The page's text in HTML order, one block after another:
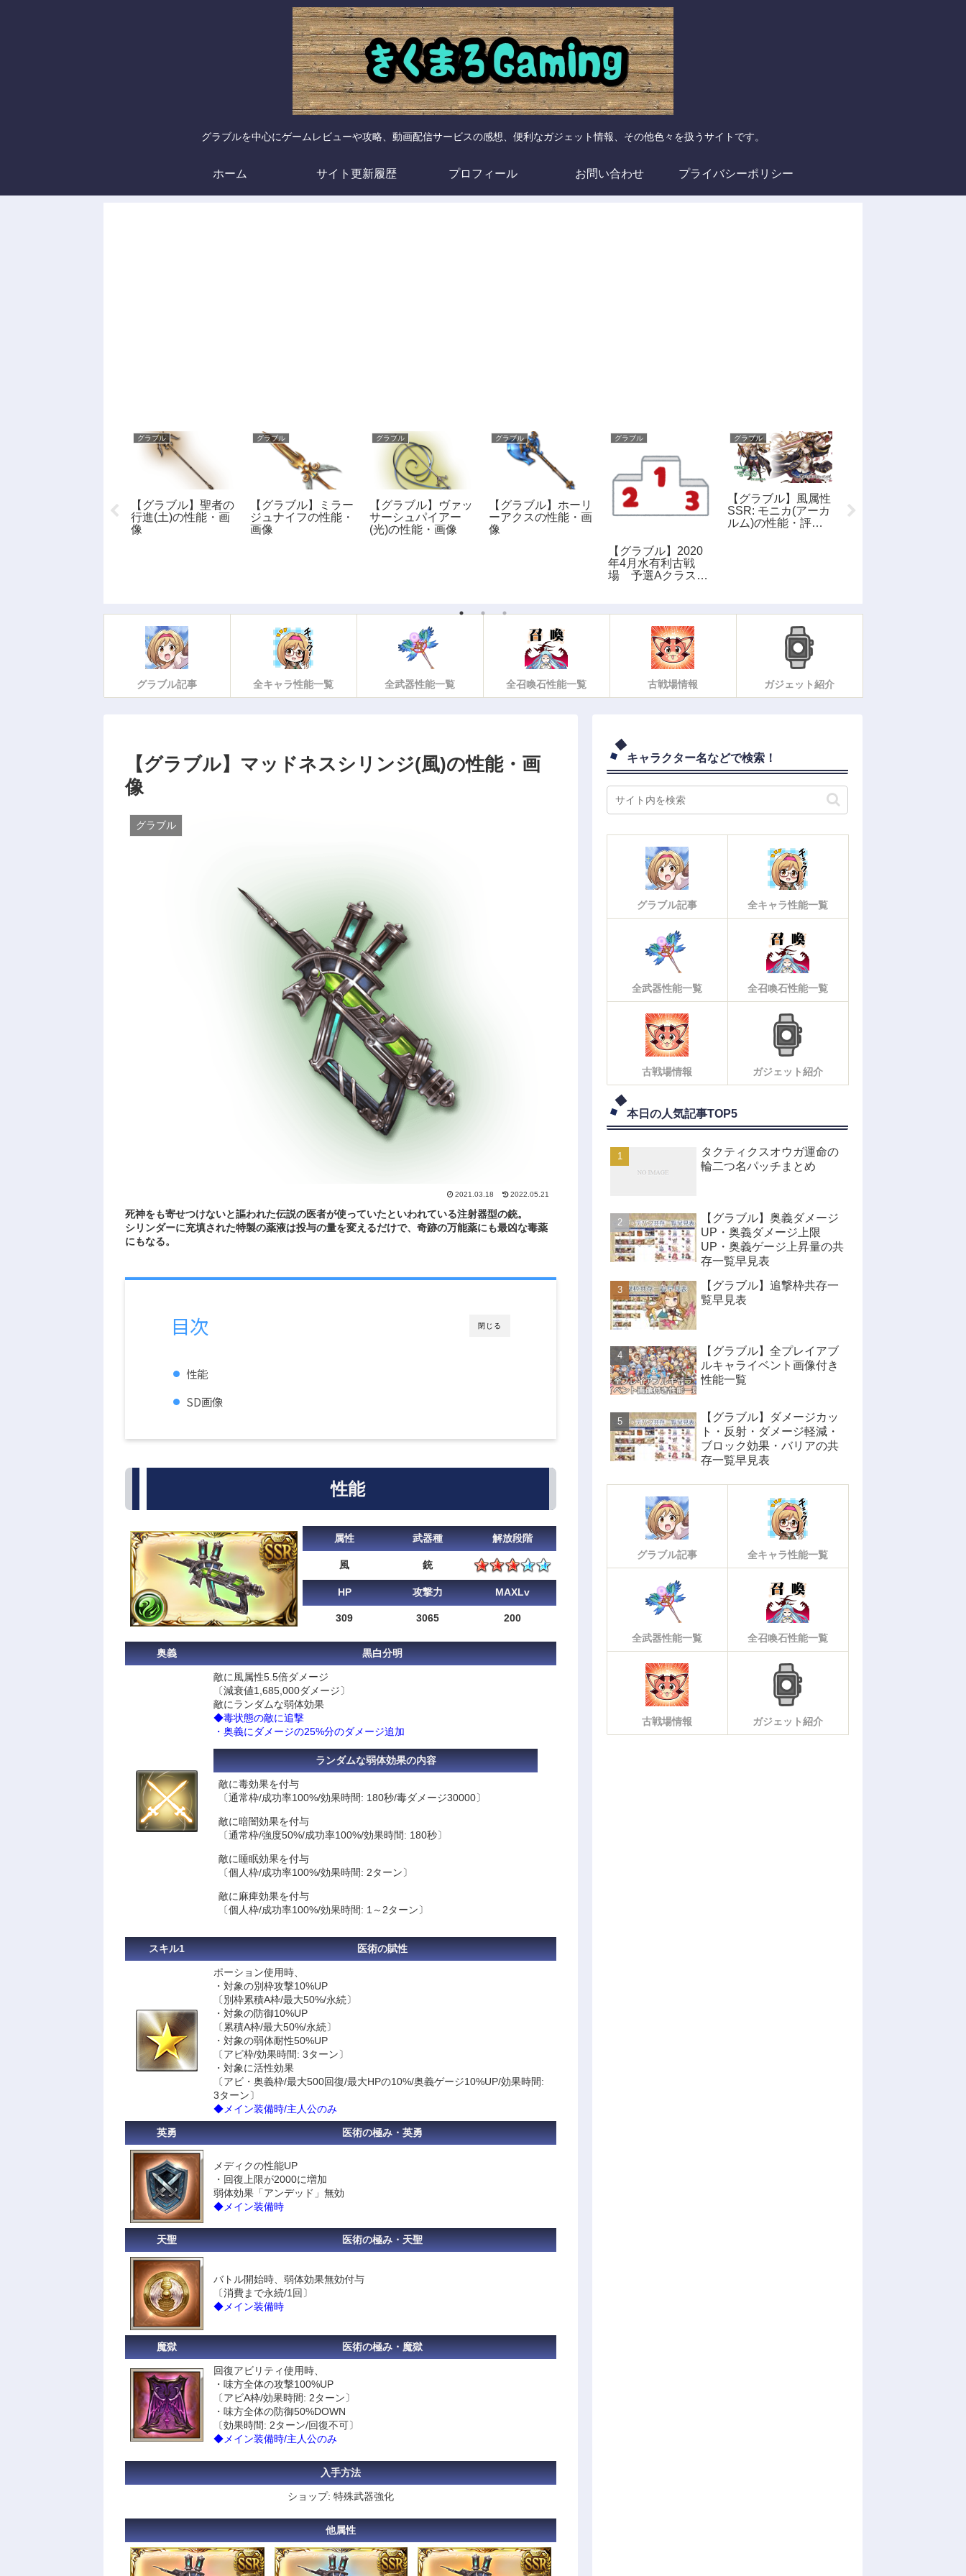
グラブルを中心にゲームレビューや攻略、動画配信サービスの感想、便利なガジェット情報、その他色々を扱うサイトです。
ホーム サイト更新履歴 プロフィール お問い合わせ プライバシーポリシー
【グラブル】バレン
タインキャラのイベ
グラブル
【グラブル】聖者の
行進(土)の性能・画
像
グラブル
【グラブル】ミラー
ジュナイフの性能・
画像
グラブル
【グラブル】ヴァッ
サーシュパイアー
(光)の性能・画像
グラブル
【グラブル】ホーリ
ーアクスの性能・画
像
グラブル
【グラブル】2020
年4月水有利古戦
場 予選Aクラス団
グラブル
【グラブル】風属性
SSR: モニカ(アーカ
ルム)の性能・評
【グラブル】アシュ
ケロン・クヴァール
グラブル記事 全キャラ性能一覧 全武器性能一覧 全召喚石性能一覧 古戦場情報 ガジェット紹介
【グラブル】マッドネスシリンジ(風)の性能・画
像
グラブル
2021.03.18 2022.05.21
死神をも寄せつけないと謳われた伝説の医者が使っていたといわれている注射器型の銃。
シリンダーに充填された特製の薬液は投与の量を変えるだけで、奇跡の万能薬にも最凶な毒薬
にもなる。
閉じる
目次
性能
SD画像
性能
属性 武器種 解放段階
風 銃
HP 攻撃力 MAXLv
309 3065 200
奥義 黒白分明
敵に風属性5.5倍ダメージ
〔減衰値1,685,000ダメージ〕
敵にランダムな弱体効果
◆毒状態の敵に追撃
・奥義にダメージの25%分のダメージ追加
ランダムな弱体効果の内容
敵に毒効果を付与
〔通常枠/成功率100%/効果時間: 180秒/毒ダメージ30000〕
敵に暗闇効果を付与
〔通常枠/強度50%/成功率100%/効果時間: 180秒〕
敵に睡眠効果を付与
〔個人枠/成功率100%/効果時間: 2ターン〕
敵に麻痺効果を付与
〔個人枠/成功率100%/効果時間: 1～2ターン〕
スキル1 医術の賦性
ポーション使用時、
・対象の別枠攻撃10%UP
〔別枠累積A枠/最大50%/永続〕
・対象の防御10%UP
〔累積A枠/最大50%/永続〕
・対象の弱体耐性50%UP
〔アビ枠/効果時間: 3ターン〕
・対象に活性効果
〔アビ・奥義枠/最大500回復/最大HPの10%/奥義ゲージ10%UP/効果時間:
3ターン〕
◆メイン装備時/主人公のみ
英勇 医術の極み・英勇
メディクの性能UP
・回復上限が2000に増加
弱体効果「アンデッド」無効
◆メイン装備時
天聖 医術の極み・天聖
バトル開始時、弱体効果無効付与
〔消費まで永続/1回〕
◆メイン装備時
魔獄 医術の極み・魔獄
回復アビリティ使用時、
・味方全体の攻撃100%UP
〔アビA枠/効果時間: 2ターン〕
・味方全体の防御50%DOWN
〔効果時間: 2ターン/回復不可〕
◆メイン装備時/主人公のみ
入手方法
ショップ: 特殊武器強化
他属性
キャラクター名などで検索！
グラブル記事 全キャラ性能一覧
全武器性能一覧 全召喚石性能一覧
古戦場情報 ガジェット紹介
本日の人気記事TOP5
タクティクスオウガ運命の
輪二つ名パッチまとめ
【グラブル】奥義ダメージ
UP・奥義ダメージ上限
UP・奥義ゲージ上昇量の共
存一覧早見表
【グラブル】追撃枠共存一
覧早見表
【グラブル】全プレイアブ
ルキャライベント画像付き
性能一覧
【グラブル】ダメージカッ
ト・反射・ダメージ軽減・
ブロック効果・バリアの共
存一覧早見表
グラブル記事 全キャラ性能一覧
全武器性能一覧 全召喚石性能一覧
古戦場情報 ガジェット紹介